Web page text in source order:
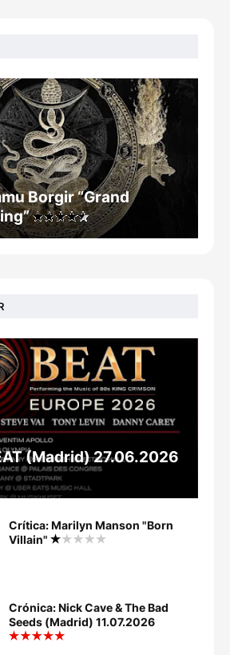
Borgir “Grand
(Madrid) 27.06.2026
Crítica: Marilyn Manson "Born
Villain"
Crónica: Nick Cave & The Bad
Seeds (Madrid) 11.07.2026